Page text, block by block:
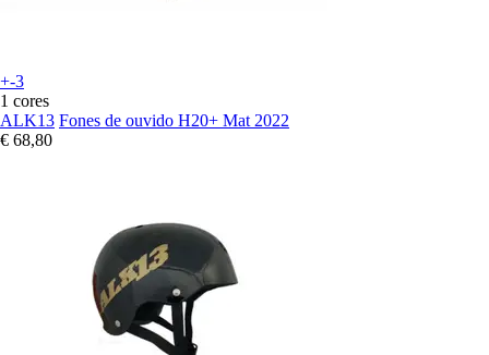
+-3
1 cores
ALK13 Fones de ouvido H20+ Mat 2022
€ 68,80